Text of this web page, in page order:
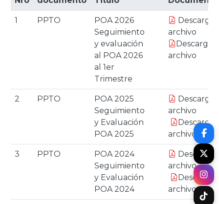
1 PPTO
POA 2026
Seguimiento
y evaluación
al POA 2026
al 1er
Trimestre
Descargar
archivo
Descargar
archivo
2 PPTO
POA 2025
Seguimiento
y Evaluación
POA 2025
Descargar
archivo
Descargar
archivo
3 PPTO
POA 2024
Seguimiento
y Evaluación
POA 2024
Descargar
archivo
Descargar
archivo